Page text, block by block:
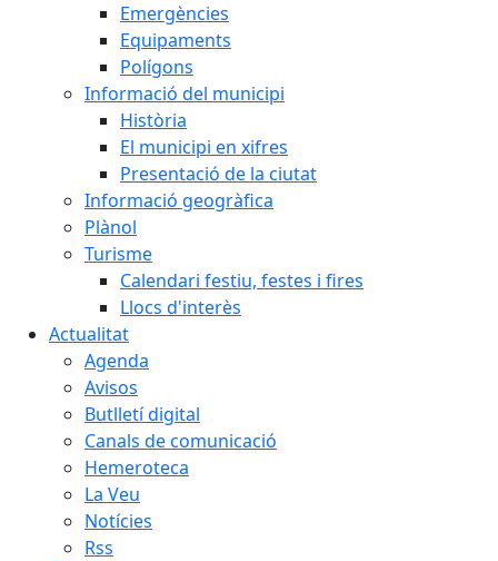
Emergències
Equipaments
Polígons
Informació del municipi
Història
El municipi en xifres
Presentació de la ciutat
Informació geogràfica
Plànol
Turisme
Calendari festiu, festes i fires
Llocs d'interès
Actualitat
Agenda
Avisos
Butlletí digital
Canals de comunicació
Hemeroteca
La Veu
Notícies
Rss